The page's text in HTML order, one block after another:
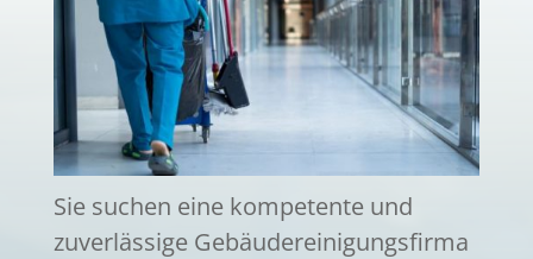
Sie suchen eine kompetente und
zuverlässige Gebäudereinigungsfirma